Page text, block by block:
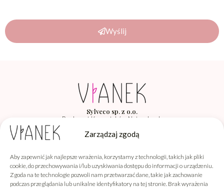
Zarządzaj zgodą
Aby zapewnić jak najlepsze wrażenia, korzystamy z technologii, takich jak pliki
cookie, do przechowywania i/lub uzyskiwania dostępu do informacji o urządzeniu.
Zgoda na te technologie pozwoli nam przetwarzać dane, takie jak zachowanie
podczas przeglądania lub unikalne identyfikatory na tej stronie. Brak wyrażenia
Wyślij
Sylveco sp. z o.o.
Producent Kosmetyków Naturalnych
Vianek
Informacje